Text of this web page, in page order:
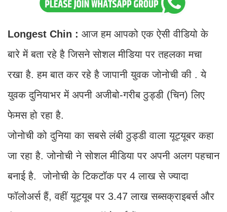
Longest Chin : आज हम आपको एक ऐसी वीडियो के
बारे में बता रहे है जिसने सोशल मीडिया पर तहलका मचा
रखा है. हम बात कर रहे है जापानी युवक जोनोची की . ये
युवक दुनियाभर में अपनी अजीबो-गरीब ठुड्डी (चिन) लिए
फेमस हो रहा है.
जोनोची को दुनिया का सबसे लंबी ठुड्डी वाला यूट्यूबर कहा
जा रहा है. जोनोची ने सोशल मीडिया पर अपनी अलग पहचान
बनाई है. जोनोची के टिकटॉक पर 4 लाख से ज्यादा
फॉलोअर्स हैं, वहीं यूट्यूब पर 3.47 लाख सब्सक्राइबर्स और